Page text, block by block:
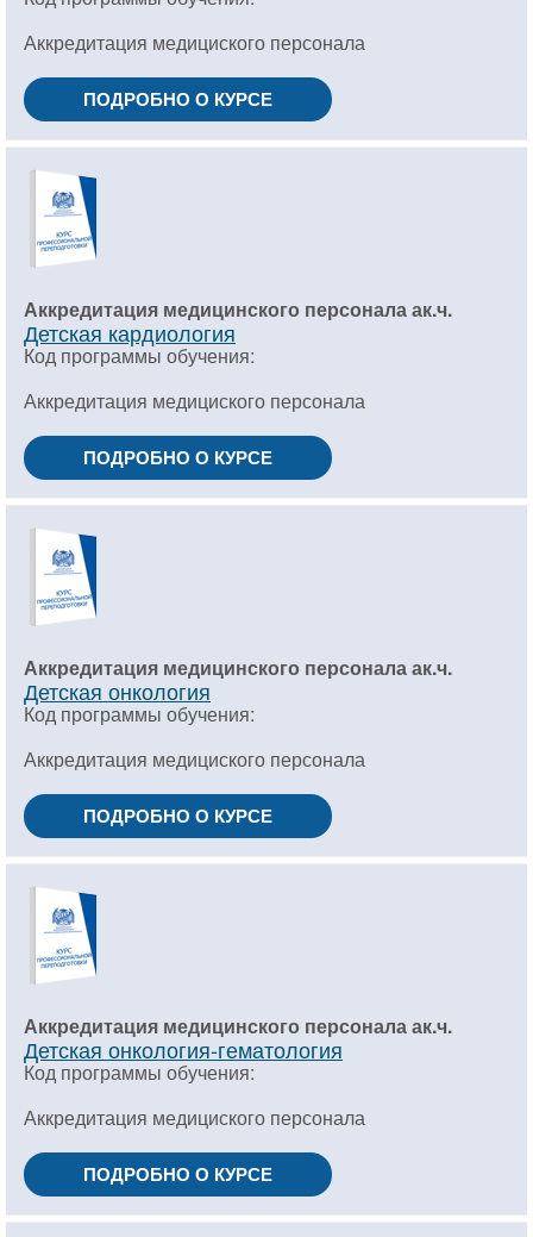
Аккредитация медициского персонала
ПОДРОБНО О КУРСЕ
Аккредитация медицинского персонала ак.ч.
Детская кардиология
Код программы обучения:
Аккредитация медициского персонала
ПОДРОБНО О КУРСЕ
Аккредитация медицинского персонала ак.ч.
Детская онкология
Код программы обучения:
Аккредитация медициского персонала
ПОДРОБНО О КУРСЕ
Аккредитация медицинского персонала ак.ч.
Детская онкология-гематология
Код программы обучения:
Аккредитация медициского персонала
ПОДРОБНО О КУРСЕ